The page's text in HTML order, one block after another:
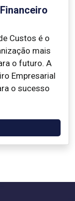
Custos é o
mais
o futuro. A
Empresarial
o sucesso